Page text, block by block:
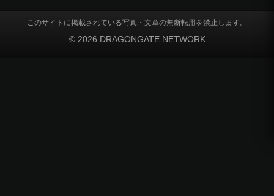
このサイトに掲載されている写真・文章の無断転用を禁止します。
© 2026 DRAGONGATE NETWORK